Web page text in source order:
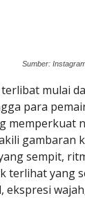
Sumber:
mulai
para
memperkuat
gambaran
sempit,
terlihat yang
ekspresi